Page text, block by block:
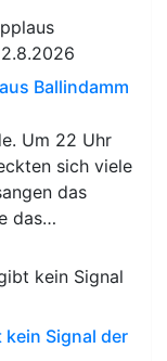
Ballindamm
Um 22 Uhr
sich viele
das
das…
kein Signal der